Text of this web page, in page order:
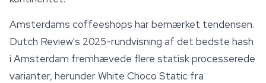
Amsterdams coffeeshops har bemærket tendensen.
Dutch Review's 2025-rundvisning af det bedste hash
i Amsterdam fremhævede flere statisk processerede
varianter, herunderWhite Choco Static fra